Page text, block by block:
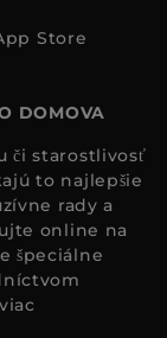
DOMOVA
či starostlivosť
to najlepšie
rady a
online na
špeciálne